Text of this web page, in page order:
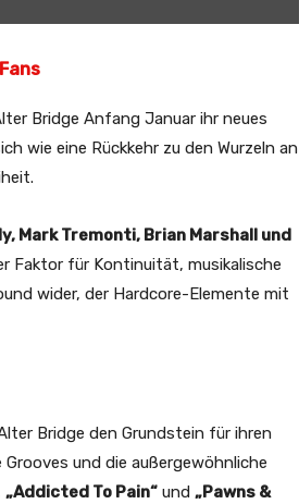
Bridge Anfang Januar ihr neues
wie eine Rückkehr zu den Wurzeln an
Mark Tremonti, Brian Marshall und
Faktor für Kontinuität, musikalische
wider, der Hardcore-Elemente mit
Bridge den Grundstein für ihren
und die außergewöhnliche
„Addicted To Pain“ und „Pawns &